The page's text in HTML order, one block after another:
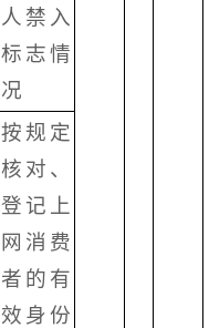
人禁入
标志情
况
按规定
核对、
登记上
网消费
者的有
效身份